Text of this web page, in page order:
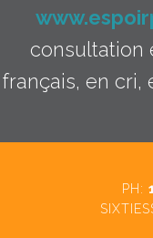
consultation
français, en cri,
PH: